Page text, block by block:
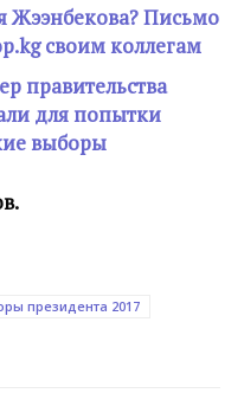
Жээнбекова? Письмо
своим коллегам
правительства
для попытки
выборы
президента 2017